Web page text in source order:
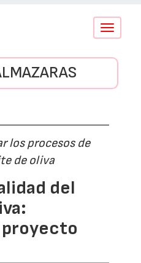
Conmutar
los procesos de
de oliva
del